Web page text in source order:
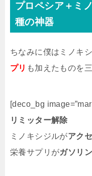
プロペシア＋ミ
種の神器
ちなみに僕はミノキ
プリ も加えたものを
[deco_bg
リミッター解除
ミノキシジルがアク
栄養サプリがガソリン